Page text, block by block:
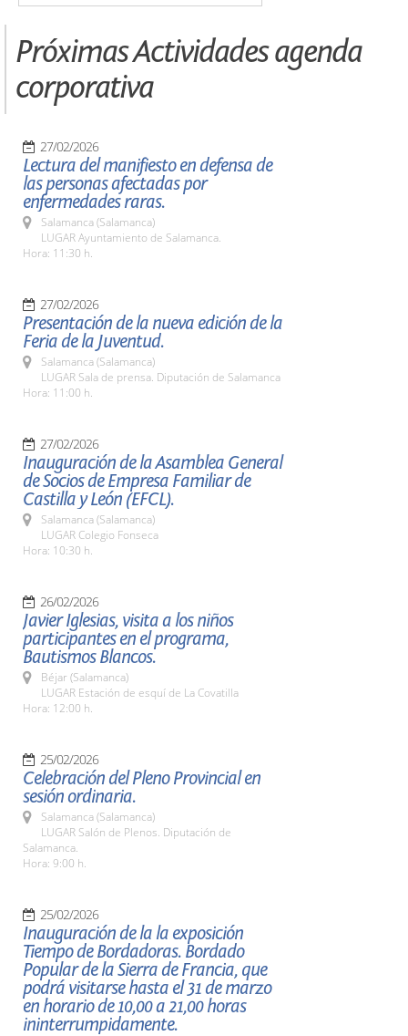
Próximas Actividades agenda
corporativa
27/02/2026
Lectura del manifiesto en defensa de
las personas afectadas por
enfermedades raras.
Salamanca (Salamanca)
LUGAR Ayuntamiento de Salamanca.
Hora: 11:30 h.
27/02/2026
Presentación de la nueva edición de la
Feria de la Juventud.
Salamanca (Salamanca)
LUGAR Sala de prensa. Diputación de Salamanca
Hora: 11:00 h.
27/02/2026
Inauguración de la Asamblea General
de Socios de Empresa Familiar de
Castilla y León (EFCL).
Salamanca (Salamanca)
LUGAR Colegio Fonseca
Hora: 10:30 h.
26/02/2026
Javier Iglesias, visita a los niños
participantes en el programa,
Bautismos Blancos.
Béjar (Salamanca)
LUGAR Estación de esquí de La Covatilla
Hora: 12:00 h.
25/02/2026
Celebración del Pleno Provincial en
sesión ordinaria.
Salamanca (Salamanca)
LUGAR Salón de Plenos. Diputación de
Salamanca.
Hora: 9:00 h.
25/02/2026
Inauguración de la la exposición
Tiempo de Bordadoras. Bordado
Popular de la Sierra de Francia, que
podrá visitarse hasta el 31 de marzo
en horario de 10,00 a 21,00 horas
ininterrumpidamente.